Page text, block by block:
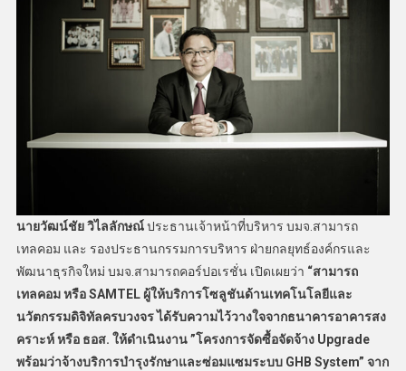
นายวัฒน์ชัย วิไลลักษณ์ประธานเจ้าหน้าที่บริหาร บมจ.สามารถ
เทลคอม และ รองประธานกรรมการบริหาร ฝ่ายกลยุทธ์องค์กรและ
พัฒนาธุรกิจใหม่ บมจ.สามารถคอร์ปอเรชั่น เปิดเผยว่า “สามารถ
เทลคอม หรือSAMTEL ผู้ให้บริการโซลูชันด้านเทคโนโลยีและ
นวัตกรรมดิจิทัลครบวงจร ได้รับความไว้วางใจจากธนาคารอาคารสง
คราะห์ หรือ ธอส. ให้ดำเนินงาน”โครงการจัดซื้อจัดจ้าง Upgrade
พร้อมว่าจ้างบริการบำรุงรักษาและซ่อมแซมระบบ GHB System” จาก